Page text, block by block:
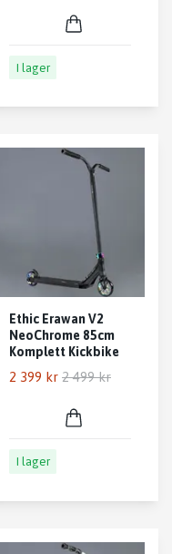
I lager
Ethic Erawan V2
NeoChrome 85cm
Komplett Kickbike
2 399 kr 2 499 kr
I lager